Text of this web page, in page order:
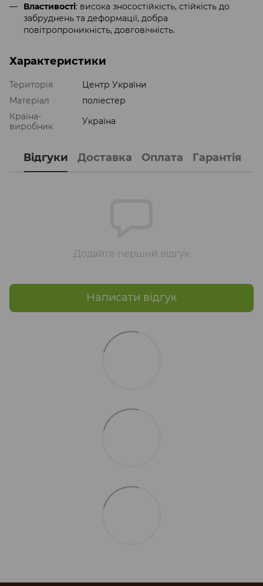
Властивості: висока зносостійкість, стійкість до
забруднень та деформації, добра
повітропроникність, довговічність.
Характеристики
Територія
Центр України
Матеріал
поліестер
Країна-
виробник
Україна
Відгуки Доставка Оплата Гарантія
Додайте перший відгук
Написати відгук